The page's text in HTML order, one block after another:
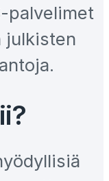
palvelimet
julkisten